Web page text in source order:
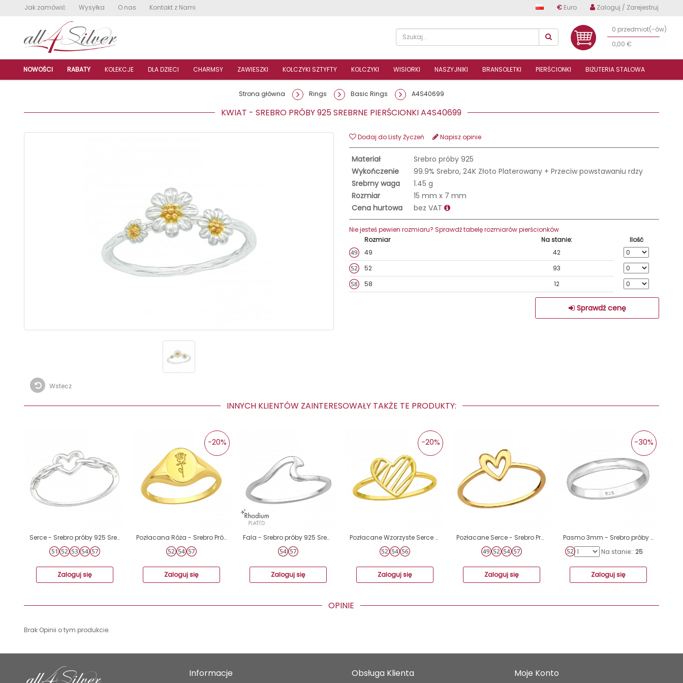
Jak zamówić Wysyłka O nas Kontakt z Nami € Euro Zaloguj / Zarejestruj
0 przedmiot(-ów)
0,00 €
NOWOŚCI RABATY KOLEKCJE DLA DZIECI CHARMSY ZAWIESZKI KOLCZYKI SZTYFTY KOLCZYKI WISIORKI NASZYJNIKI BRANSOLETKI PIERŚCIONKI BIŻUTERIA STALOWA
Strona główna Rings Basic Rings A4S40699
KWIAT - SREBRO PRÓBY 925 SREBRNE PIERŚCIONKI A4S40699
Wstecz
Dodaj do Listy Życzeń Napisz opinie
Materiał
Srebro próby 925
Wykończenie
99.9% Srebro, 24K Złoto Platerowany + Przeciw powstawaniu rdzy
Srebrny waga
1.45 g
Rozmiar
15 mm x 7 mm
Cena hurtowa
bez VAT
Nie jesteś pewien rozmiaru? Sprawdź tabelę rozmiarów pierścionków
Rozmiar
Na stanie:
Ilość
49
42
52
93
58
12
Sprawdź cenę
INNYCH KLIENTÓW ZAINTERESOWAŁY TAKŻE TE PRODUKTY:
Serce - Srebro próby 925 Srebrne pierścionki A4S44845
Zaloguj się
Pozłacana Róża - Srebro Próby 925 Srebrne Pierścionki A4S40744
-20%
Zaloguj się
Fala - Srebro próby 925 Srebrne pierścionki A4S47146
Zaloguj się
Pozłacane Wzorzyste Serce - Srebro Próby 925 Srebrne Pierścionki A4S46322
-20%
Zaloguj się
Pozłacane Serce - Srebro Próby 925 Srebrne Pierścionki A4S48695
Zaloguj się
Pasmo 3mm - Srebro próby 925 Srebrne pierścionki A4S34073
-30%
Na stanie:: 25
Zaloguj się
OPINIE
Brak Opinii o tym produkcie.
Informacje Obsługa Klienta Moje Konto